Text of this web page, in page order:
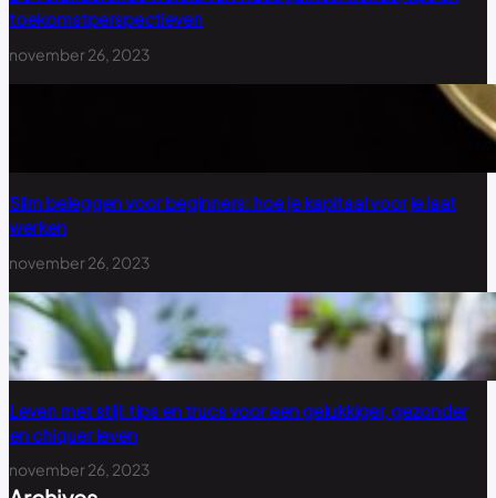
toekomstperspectieven
november 26, 2023
Slim beleggen voor beginners: hoe je kapitaal voor je laat
werken
november 26, 2023
Leven met stijl: tips en trucs voor een gelukkiger, gezonder
en chiquer leven
november 26, 2023